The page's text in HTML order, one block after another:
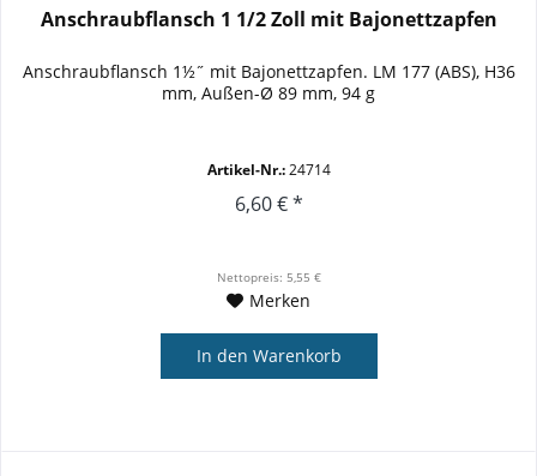
Anschraubflansch 1 1/2 Zoll mit Bajonettzapfen
Anschraubflansch 1½˝ mit Bajonettzapfen. LM 177 (ABS), H36
mm, Außen-Ø 89 mm, 94 g
Artikel-Nr.:24714
6,60 € *
Nettopreis: 5,55 €
Merken
In den Warenkorb